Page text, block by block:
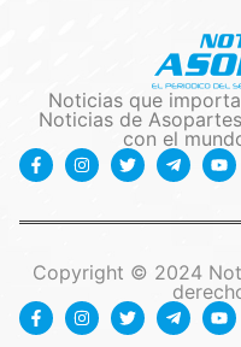
Noticias que
Noticias de
con el
Copyright © 2024